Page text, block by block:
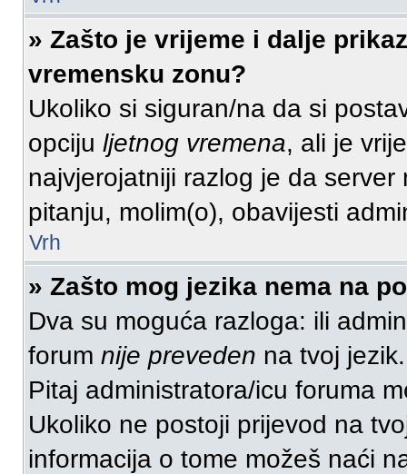
» Zašto je vrijeme i dalje
vremensku zonu?
Ukoliko si siguran/na da si
opciju ljetnog vremena, ali je
najvjerojatniji razlog je da
pitanju, molim(o), obavijesti
Vrh
» Zašto mog jezika nema na
Dva su moguća razloga: ili
forum nije preveden na tvoj jezik.
Pitaj administratora/icu foruma
Ukoliko ne postoji prijevod na
informacija o tome možeš naći